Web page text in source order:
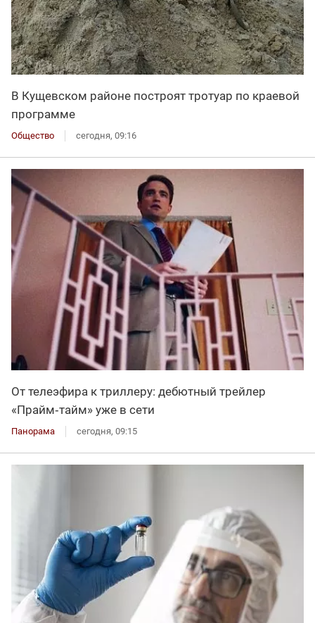
В Кущевском районе построят тротуар по краевой
программе
Общество сегодня, 09:16
От телеэфира к триллеру: дебютный трейлер
«Прайм‑тайм» уже в сети
Панорама сегодня, 09:15